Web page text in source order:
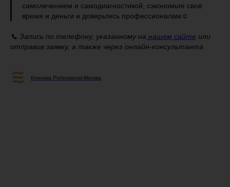
самолечением и самодиагностикой, сэкономьте своё
время и деньги и доверьтесь профессионалам☺️
📞 Запись по телефону, указанному на нашем сайте или
отправив заявку, а также через онлайн-консультанта
Клиника Professional-Москва